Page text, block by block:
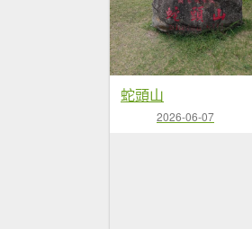
蛇頭山
2026-06-07